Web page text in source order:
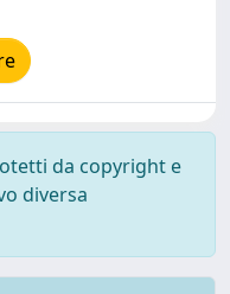
da copyright e
diversa